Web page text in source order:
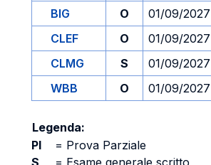
BIG
O 01/09/2027
CLEF
O 01/09/2027
CLMG
S 01/09/2027
WBB
O 01/09/2027
Legenda:
PI
= Prova Parziale
S
= Esame generale scritto